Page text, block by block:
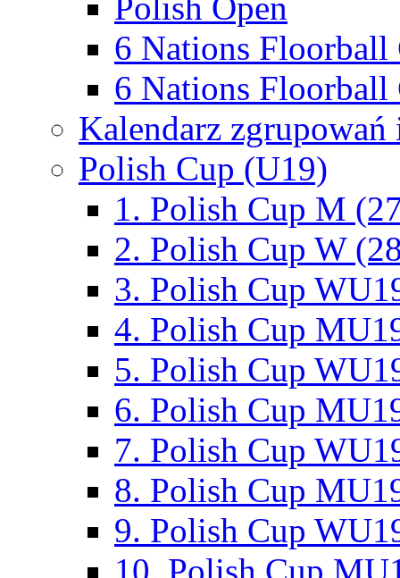
6 Nations Floorball
6 Nations Floorball
Kalendarz
Polish Cup (U19)
1. Polish Cup M
2. Polish Cup W
3. Polish Cup
4. Polish Cup
5. Polish Cup
6. Polish Cup
7. Polish Cup
8. Polish Cup
9. Polish Cup
10. Polish Cup